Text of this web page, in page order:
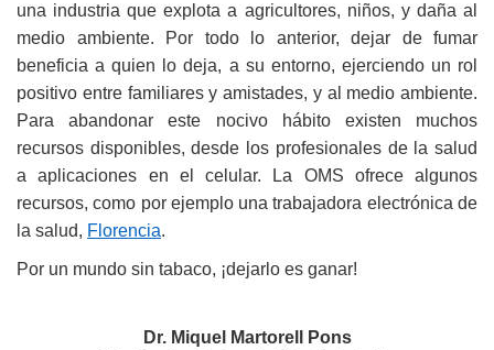
una industria que explota a agricultores, niños, y daña al
medio ambiente. Por todo lo anterior, dejar de fumar
beneficia a quien lo deja, a su entorno, ejerciendo un rol
positivo entre familiares y amistades, y al medio ambiente.
Para abandonar este nocivo hábito existen muchos
recursos disponibles, desde los profesionales de la salud
a aplicaciones en el celular. La OMS ofrece algunos
recursos, como por ejemplo una trabajadora electrónica de
la salud, Florencia.
Por un mundo sin tabaco, ¡dejarlo es ganar!
Dr. Miquel Martorell Pons